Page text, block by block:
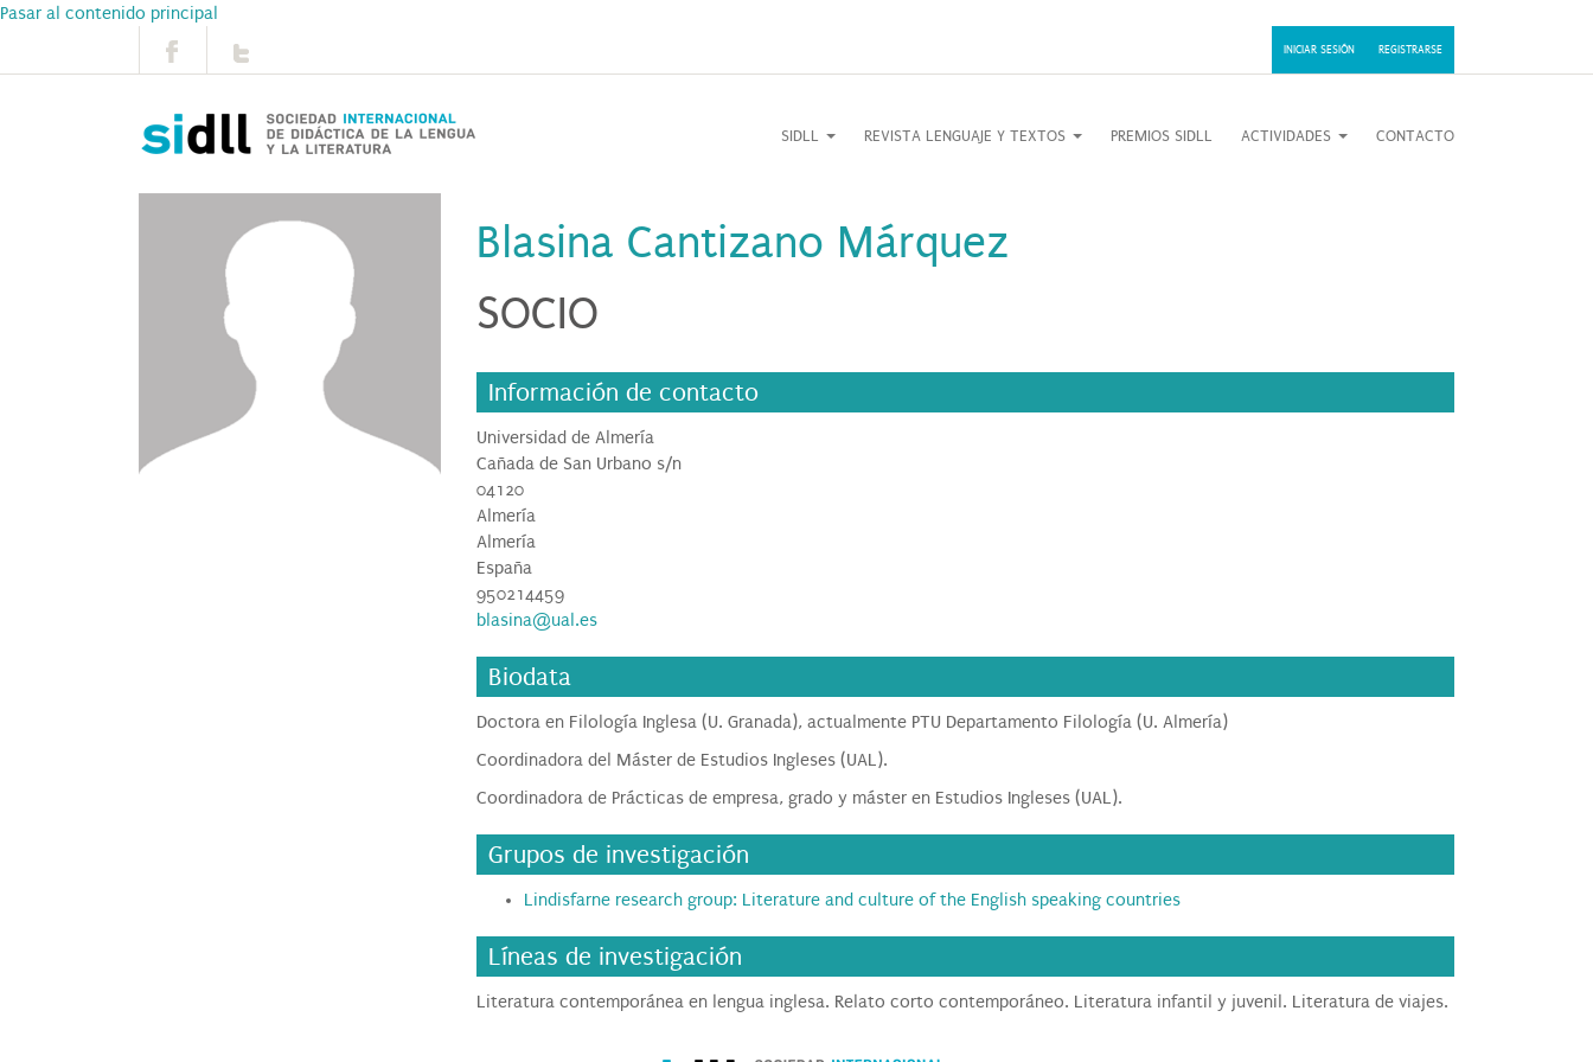
Pasar al contenido principal
INICIAR SESIÓN REGISTRARSE
SIDLL REVISTA LENGUAJE Y TEXTOS PREMIOS SIDLL ACTIVIDADES CONTACTO
Blasina Cantizano Márquez
SOCIO
Información de contacto
Universidad de Almería
Cañada de San Urbano s/n
04120
Almería
Almería
España
950214459
blasina@ual.es
Biodata
Doctora en Filología Inglesa (U. Granada), actualmente PTU Departamento Filología (U. Almería)
Coordinadora del Máster de Estudios Ingleses (UAL).
Coordinadora de Prácticas de empresa, grado y máster en Estudios Ingleses (UAL).
Grupos de investigación
Lindisfarne research group: Literature and culture of the English speaking countries
Líneas de investigación
Literatura contemporánea en lengua inglesa. Relato corto contemporáneo. Literatura infantil y juvenil. Literatura de viajes.